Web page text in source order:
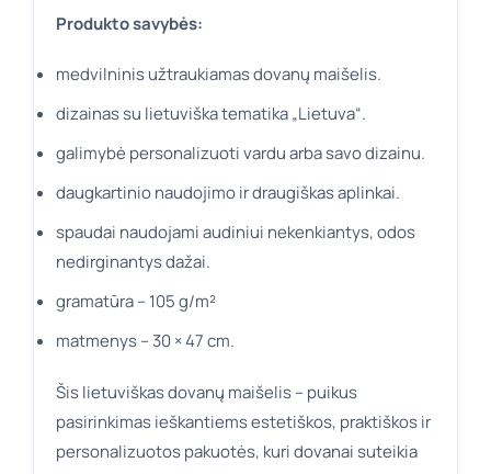
Produkto savybės:
medvilninis užtraukiamas dovanų maišelis.
dizainas su lietuviška tematika „Lietuva“.
galimybė personalizuoti vardu arba savo dizainu.
daugkartinio naudojimo ir draugiškas aplinkai.
spaudai naudojami audiniui nekenkiantys, odos
nedirginantys dažai.
gramatūra – 105 g/m²
matmenys – 30 × 47 cm.
Šis lietuviškas dovanų maišelis – puikus
pasirinkimas ieškantiems estetiškos, praktiškos ir
personalizuotos pakuotės, kuri dovanai suteikia